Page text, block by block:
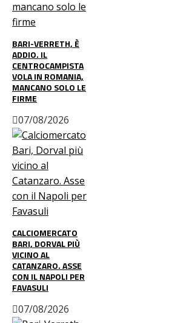
BARI-VERRETH, È
ADDIO. IL
CENTROCAMPISTA
VOLA IN ROMANIA,
MANCANO SOLO LE
FIRME
07/08/2026
CALCIOMERCATO
BARI, DORVAL PIÙ
VICINO AL
CATANZARO. ASSE
CON IL NAPOLI PER
FAVASULI
07/08/2026